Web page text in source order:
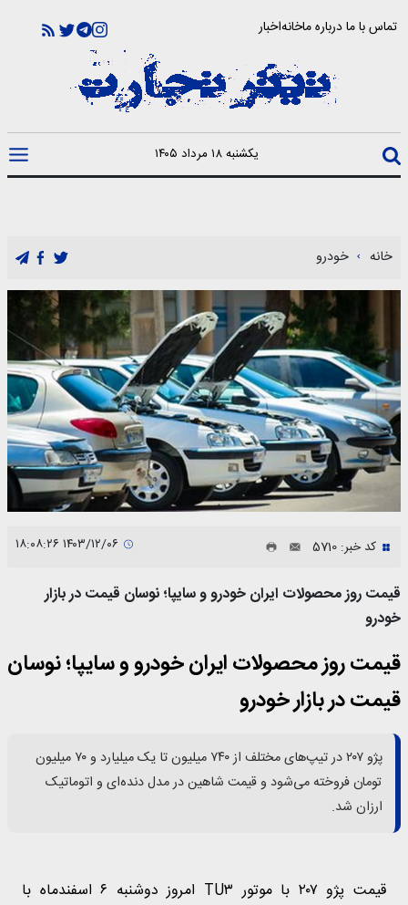
تماس با مادرباره ماخانهاخبار
یکشنبه ۱۸ مرداد ۱۴۰۵
خانه خودرو
کد خبر: 5710
قیمت روز محصولات ایران خودرو و سایپا؛ نوسان قیمت در بازار
خودرو
قیمت روز محصولات ایران خودرو و سایپا؛ نوسان
قیمت در بازار خودرو
پژو ۲۰۷ در تیپ‌های مختلف از ۷۴۰ میلیون تا یک میلیارد و ۷۰ میلیون
تومان فروخته می‌شود و قیمت شاهین در مدل دنده‌ای و اتوماتیک
ارزان شد.
قیمت پژو ۲۰۷ با موتور TU۳ امروز دوشنبه ۶ اسفندماه با